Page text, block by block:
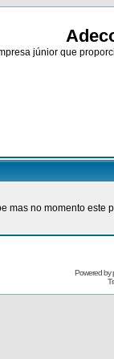
júnior que
mas no momento este
Powered by